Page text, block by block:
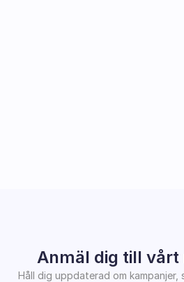
Anmäl dig till
Håll dig uppdaterad om kampanjer,